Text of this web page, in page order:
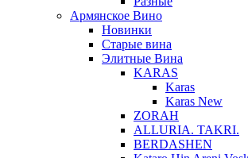
Армянское Вино
Новинки
Старые вина
Элитные Вина
KARAS
Karas
Karas New
ZORAH
ALLURIA. TAKRI.
BERDASHEN